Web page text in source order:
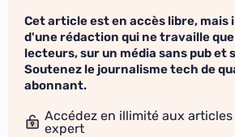
Cet article est en accès libre, mais
d'une rédaction qui ne travaille
lecteurs, sur un média sans pub et
Soutenez le journalisme tech de
abonnant.
Accédez en illimité aux
expert